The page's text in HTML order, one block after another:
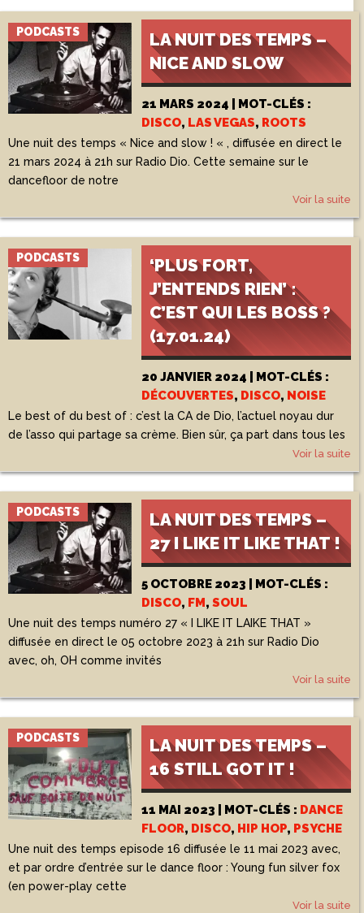
PODCASTS
LA NUIT DES TEMPS –
NICE AND SLOW
21 MARS 2024 | MOT-CLÉS :
DISCO, LAS VEGAS, ROOTS
Une nuit des temps « Nice and slow ! « , diffusée en direct le
21 mars 2024 à 21h sur Radio Dio. Cette semaine sur le
dancefloor de notre
Voir la suite
PODCASTS
‘PLUS FORT,
J’ENTENDS RIEN’ :
C’EST QUI LES BOSS ?
(17.01.24)
20 JANVIER 2024 | MOT-CLÉS :
DÉCOUVERTES, DISCO, NOISE
Le best of du best of : c’est la CA de Dio, l’actuel noyau dur
de l’asso qui partage sa crème. Bien sûr, ça part dans tous les
Voir la suite
PODCASTS
LA NUIT DES TEMPS –
27 I LIKE IT LIKE THAT !
5 OCTOBRE 2023 | MOT-CLÉS :
DISCO, FM,SOUL
Une nuit des temps numéro 27 « I LIKE IT LAIKE THAT »
diffusée en direct le 05 octobre 2023 à 21h sur Radio Dio
avec, oh, OH comme invités
Voir la suite
PODCASTS
LA NUIT DES TEMPS –
16 STILL GOT IT !
11 MAI 2023 | MOT-CLÉS : DANCE
FLOOR, DISCO, HIP HOP, PSYCHE
Une nuit des temps episode 16 diffusée le 11 mai 2023 avec,
et par ordre d’entrée sur le dance floor : Young fun silver fox
(en power-play cette
Voir la suite